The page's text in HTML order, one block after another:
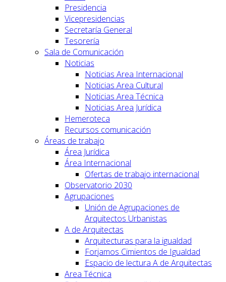
Presidencia
Vicepresidencias
Secretaría General
Tesorería
Sala de Comunicación
Noticias
Noticias Area Internacional
Noticias Area Cultural
Noticias Area Técnica
Noticias Area Jurídica
Hemeroteca
Recursos comunicación
Áreas de trabajo
Área Jurídica
Área Internacional
Ofertas de trabajo internacional
Observatorio 2030
Agrupaciones
Unión de Agrupaciones de
Arquitectos Urbanistas
A de Arquitectas
Arquitecturas para la igualdad
Forjamos Cimientos de Igualdad
Espacio de lectura A de Arquitectas
Area Técnica